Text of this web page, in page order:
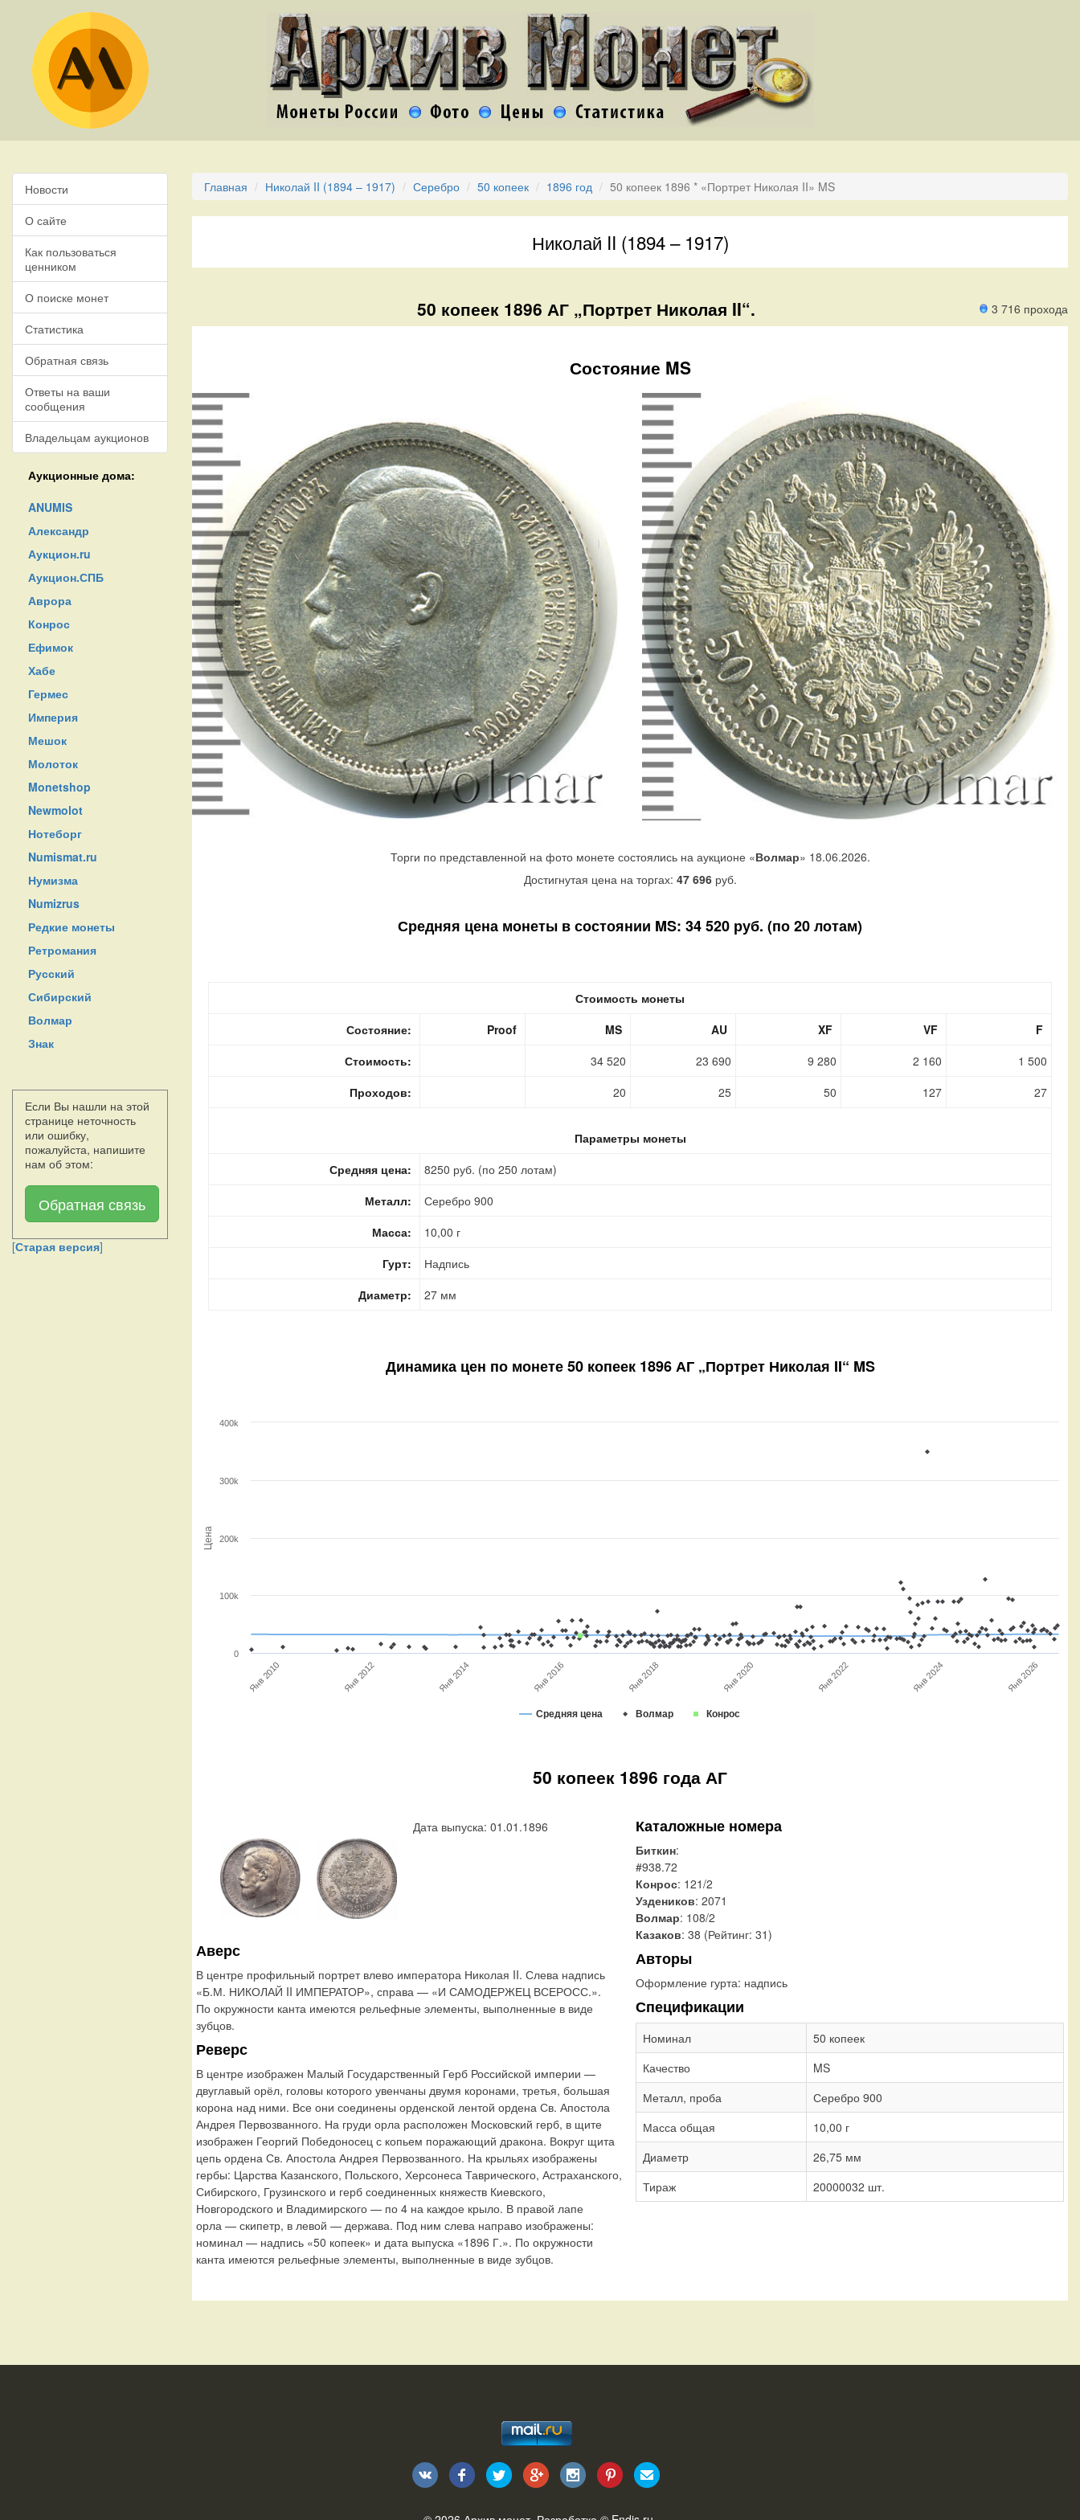
Новости
О сайте
Как пользоваться
ценником
О поиске монет
Статистика
Обратная связь
Ответы на ваши
сообщения
Владельцам аукционов
Аукционные дома:
ANUMIS
Александр
Аукцион.ru
Аукцион.СПБ
Аврора
Конрос
Ефимок
Хабе
Гермес
Империя
Мешок
Молоток
Monetshop
Newmolot
Нотеборг
Numismat.ru
Нумизма
Numizrus
Редкие монеты
Ретромания
Русский
Сибирский
Волмар
Знак
Если Вы нашли на этой
странице неточность
или ошибку,
пожалуйста, напишите
нам об этом:
Обратная связь
[Старая версия]
Главная Николай II (1894 – 1917) Серебро 50 копеек 1896 год 50 копеек 1896 * «Портрет Николая II» MS
Николай II (1894 – 1917)
3 716 прохода
50 копеек 1896 АГ „Портрет Николая II“.
Состояние MS
Торги по представленной на фото монете состоялись на аукционе «Волмар» 18.06.2026.
Достигнутая цена на торгах: 47 696руб.
Средняя цена монеты в состоянии MS: 34 520 руб. (по 20 лотам)
Стоимость монеты
Состояние:
Proof MS AU XF VF
F
Стоимость:
34 520 23 690 9 280 2 160
1 500
Проходов:
20 25 50 127 27
Параметры монеты
Средняя цена:
8250 руб. (по 250 лотам)
Металл:
Серебро 900
Масса:
10,00 г
Гурт:
Надпись
Диаметр:
27 мм
Динамика цен по монете50 копеек 1896 АГ „Портрет Николая II“ MS
Цена
Средняя цена Волмар Конрос
Янв 2010 Янв 2012 Янв 2014 Янв 2016 Янв 2018 Янв 2020 Янв 2022 Янв 2024 Янв 2026
0
100k
200k
300k
400k
50 копеек 1896 года АГ
Дата выпуска: 01.01.1896
Аверс
В центре профильный портрет влево императора Николая II. Слева надпись
«Б.М. НИКОЛАЙ II ИМПЕРАТОР», справа — «И САМОДЕРЖЕЦ ВСЕРОСС.».
По окружности канта имеются рельефные элементы, выполненные в виде
зубцов.
Реверс
В центре изображен Малый Государственный Герб Российской империи —
двуглавый орёл, головы которого увенчаны двумя коронами, третья, большая
корона над ними. Все они соединены орденской лентой ордена Св. Апостола
Андрея Первозванного. На груди орла расположен Московский герб, в щите
изображен Георгий Победоносец с копьем поражающий дракона. Вокруг щита
цепь ордена Св. Апостола Андрея Первозванного. На крыльях изображены
гербы: Царства Казанского, Польского, Херсонеса Таврического, Астраханского,
Сибирского, Грузинского и герб соединенных княжеств Киевского,
Новгородского и Владимирского — по 4 на каждое крыло. В правой лапе
орла — скипетр, в левой — держава. Под ним слева направо изображены:
номинал — надпись «50 копеек» и дата выпуска «1896 Г.». По окружности
канта имеются рельефные элементы, выполненные в виде зубцов.
Каталожные номера
Биткин:
#938.72
Конрос: 121/2
Уздеников: 2071
Волмар: 108/2
Казаков: 38 (Рейтинг: 31)
Авторы
Оформление гурта: надпись
Спецификации
Номинал
50 копеек
Качество
MS
Металл, проба
Серебро 900
Масса общая
10,00 г
Диаметр
26,75 мм
Тираж
20000032 шт.